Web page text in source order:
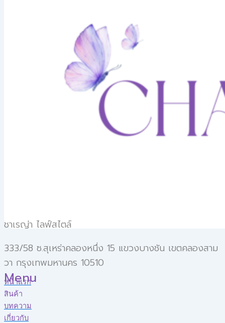
ชาเรญ่า ไลฟ์สไตล์
333/58 ซ.สุเหร่าคลองหนึ่ง 15 แขวงบางชัน เขตคลองสาม
วา กรุงเทพมหานคร 10510
Menu
หน้าแรก
สินค้า
บทความ
เกี่ยวกับ